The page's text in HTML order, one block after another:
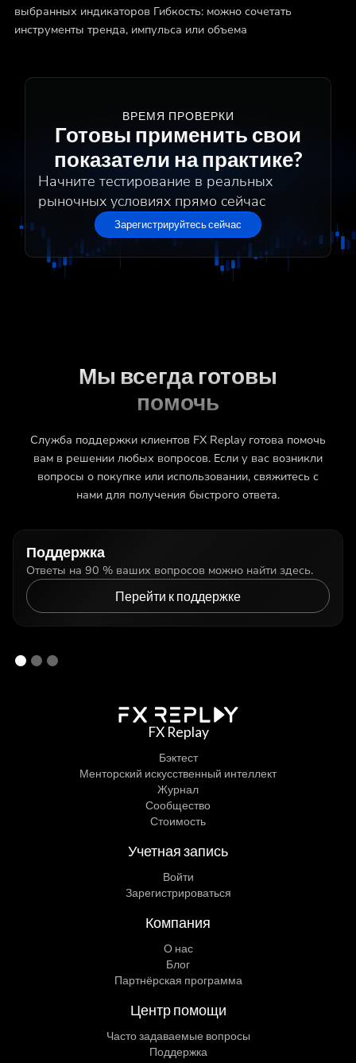
выбранных индикаторов Гибкость: можно сочетать
инструменты тренда, импульса или объема
ВРЕМЯ ПРОВЕРКИ
Готовы применить свои
показатели на практике?
Начните тестирование в реальных
рыночных условиях прямо сейчас
Зарегистрируйтесь сейчас
Мы всегда готовы
помочь
Служба поддержки клиентов FX Replay готова помочь
вам в решении любых вопросов. Если у вас возникли
вопросы о покупке или использовании, свяжитесь с
нами для получения быстрого ответа.
Поддержка
Ответы на 90 % ваших вопросов можно найти здесь.
Перейти к поддержке
FX Replay
Бэктест
Менторский искусственный интеллект
Журнал
Сообщество
Стоимость
Учетная запись
Войти
Зарегистрироваться
Компания
О нас
Блог
Партнёрская программа
Центр помощи
Часто задаваемые вопросы
Поддержка